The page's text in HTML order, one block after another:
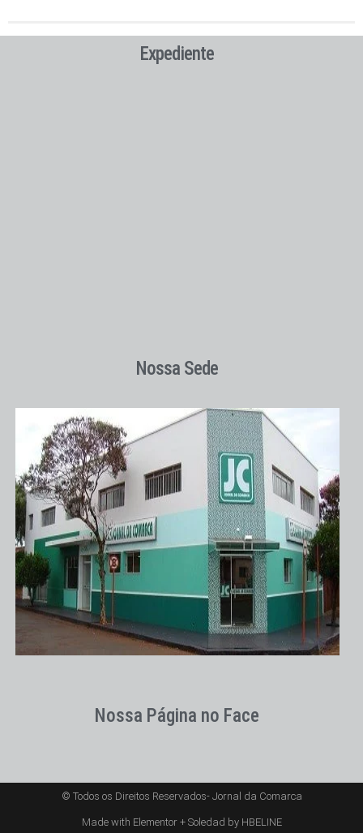
Expediente
Nossa Sede
Nossa Página no Face
© Todos os Direitos Reservados- Jornal da Comarca
Made with Elementor + Soledad by HBELINE